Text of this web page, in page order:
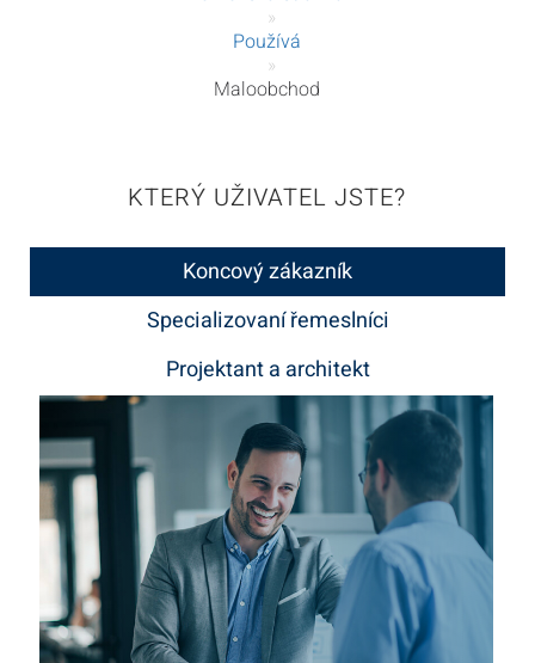
»
Používá
»
Maloobchod
KTERÝ UŽIVATEL JSTE?
Koncový zákazník
Specializovaní řemeslníci
Projektant a architekt